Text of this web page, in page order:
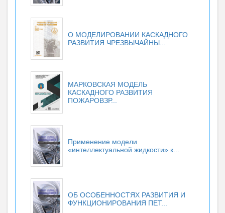
О МОДЕЛИРОВАНИИ КАСКАДНОГО
РАЗВИТИЯ ЧРЕЗВЫЧАЙНЫ...
МАРКОВСКАЯ МОДЕЛЬ
КАСКАДНОГО РАЗВИТИЯ
ПОЖАРОВЗР...
Применение модели
«интеллектуальной жидкости» к...
ОБ ОСОБЕННОСТЯХ РАЗВИТИЯ И
ФУНКЦИОНИРОВАНИЯ ПЕТ...